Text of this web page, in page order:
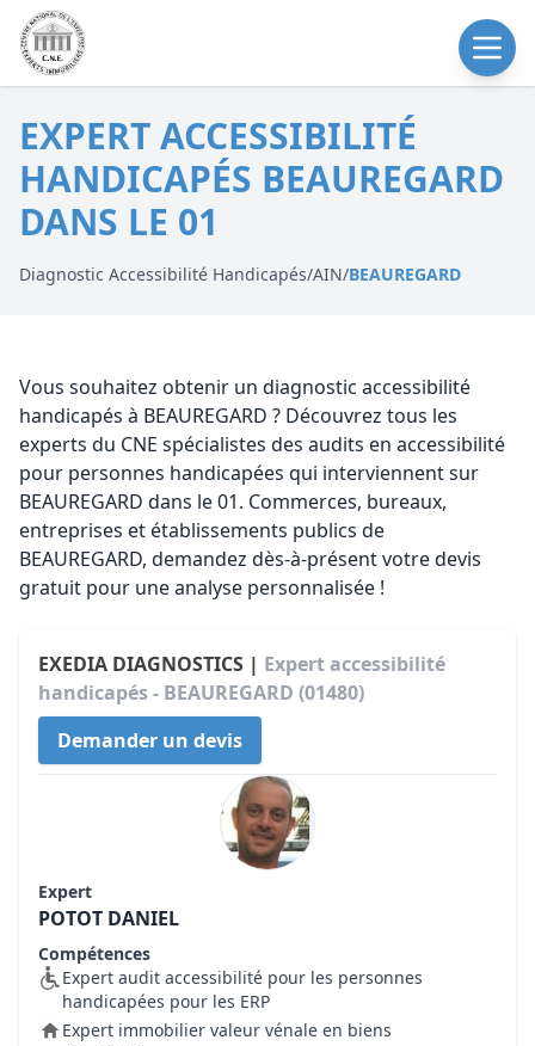
EXPERT ACCESSIBILITÉ
HANDICAPÉS BEAUREGARD
DANS LE 01
Diagnostic Accessibilité Handicapés/AIN/BEAUREGARD
Vous souhaitez obtenir un diagnostic accessibilité
handicapés à BEAUREGARD ? Découvrez tous les
experts du CNE spécialistes des audits en accessibilité
pour personnes handicapées qui interviennent sur
BEAUREGARD dans le 01. Commerces, bureaux,
entreprises et établissements publics de
BEAUREGARD, demandez dès-à-présent votre devis
gratuit pour une analyse personnalisée !
EXEDIA DIAGNOSTICS | Expert accessibilité
handicapés - BEAUREGARD (01480)
Demander un devis
Expert
POTOT DANIEL
Compétences
Expert audit accessibilité pour les personnes
handicapées pour les ERP
Expert immobilier valeur vénale en biens